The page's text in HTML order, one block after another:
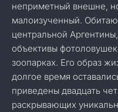
неприметный внешне,
малоизученный.
центральной
объективы
зоопарках. Его образ
долгое время
приведены двадцать
раскрывающих